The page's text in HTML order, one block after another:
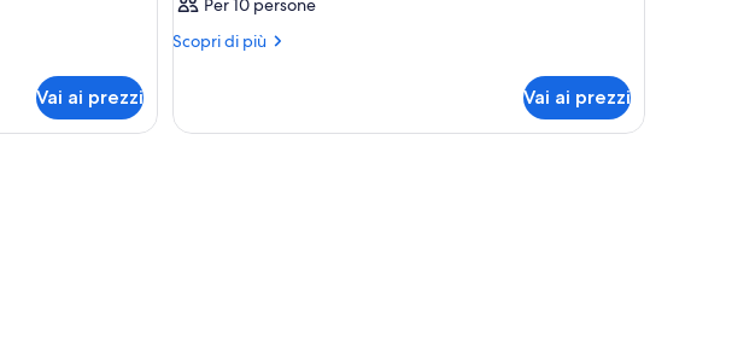
Vai ai prezzi
Per 10 persone
Scopri di più
Altri
Vai ai prezzi